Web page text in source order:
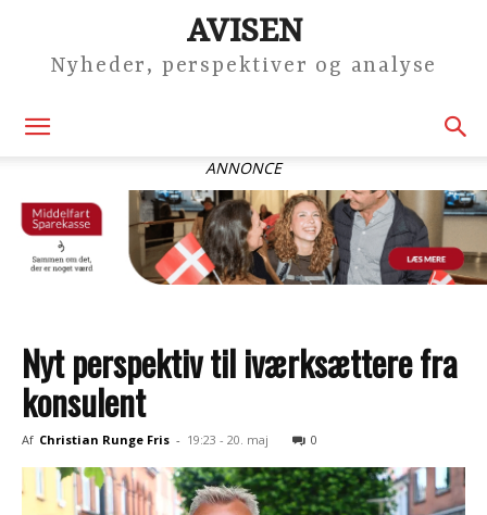
AVISEN
Nyheder, perspektiver og analyse
ANNONCE
Nyt perspektiv til iværksættere fra
konsulent
Af Christian Runge Fris - 19:23 - 20. maj 0